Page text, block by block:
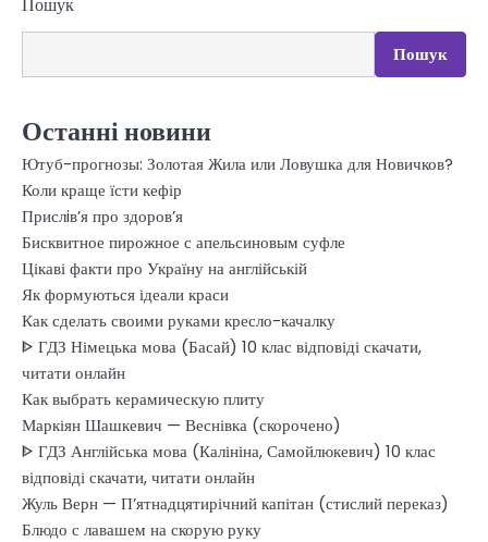
Пошук
Останні новини
Ютуб-прогнозы: Золотая Жила или Ловушка для Новичков?
Коли краще їсти кефір
Прислiв’я про здоров’я
Бисквитное пирожное с апельсиновым суфле
Цікаві факти про Україну на англійській
Як формуються ідеали краси
Как сделать своими руками кресло-качалку
ᐈ ГДЗ Німецька мова (Басай) 10 клас відповіді скачати,
читати онлайн
Как выбрать керамическую плиту
Маркіян Шашкевич — Веснівка (скорочено)
ᐈ ГДЗ Англійська мова (Калініна, Самойлюкевич) 10 клас
відповіді скачати, читати онлайн
Жуль Верн — П’ятнадцятирічний капітан (стислий переказ)
Блюдо с лавашем на скорую руку